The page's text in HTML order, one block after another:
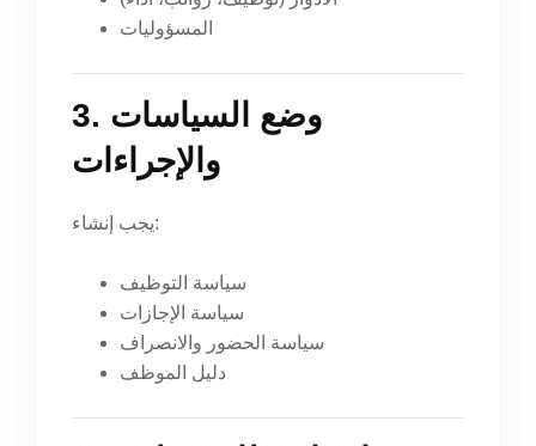
المسؤوليات
3. وضع السياسات
والإجراءات
يجب إنشاء:
سياسة التوظيف
سياسة الإجازات
سياسة الحضور والانصراف
دليل الموظف